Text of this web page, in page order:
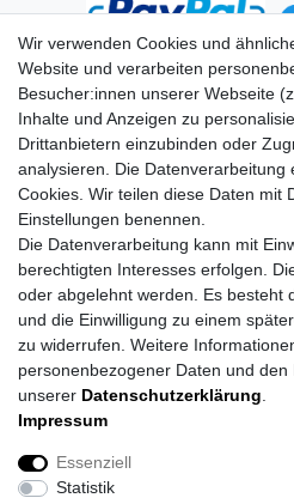
Impressum
Barrierefreiheitserklärung
Wir verwenden Cookies und
Website und verarbeiten
Besucher:innen unserer Webseite
Inhalte und Anzeigen zu
Drittanbietern einzubinden oder
analysieren. Die Datenverarbeitung
Cookies. Wir teilen diese Daten mit
Einstellungen benennen.
Die Datenverarbeitung kann mit
berechtigten Interesses erfolgen.
oder abgelehnt werden. Es besteht
und die Einwilligung zu einem
zu widerrufen. Weitere
personenbezogener Daten und
unserer Daten­schutz­erklärung
Impressum
Essenziell
Statistik